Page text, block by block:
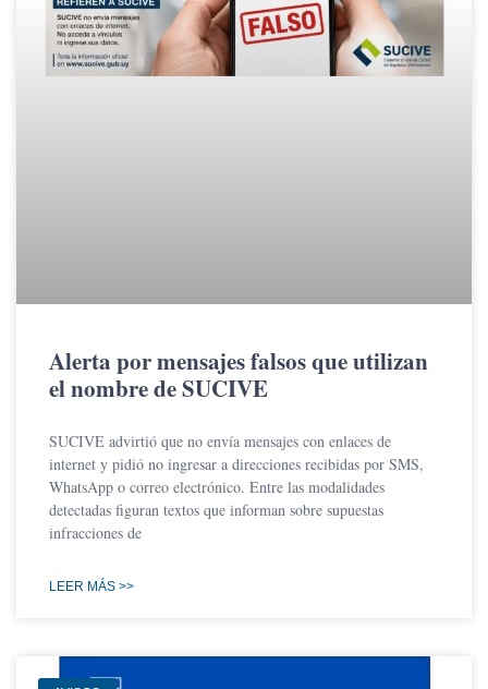
Alerta por mensajes falsos que utilizan
el nombre de SUCIVE
SUCIVE advirtió que no envía mensajes con enlaces de
internet y pidió no ingresar a direcciones recibidas por SMS,
WhatsApp o correo electrónico. Entre las modalidades
detectadas figuran textos que informan sobre supuestas
infracciones de
LEER MÁS >>